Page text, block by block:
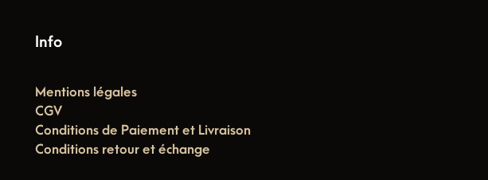
Info
Mentions légales
CGV
Conditions de Paiement et Livraison
Conditions retour et échange